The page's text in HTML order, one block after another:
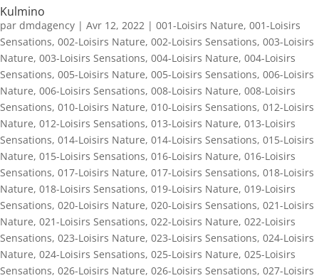
Kulmino
par dmdagency | Avr 12, 2022 | 001-Loisirs Nature, 001-Loisirs
Sensations, 002-Loisirs Nature, 002-Loisirs Sensations, 003-Loisirs
Nature, 003-Loisirs Sensations, 004-Loisirs Nature, 004-Loisirs
Sensations, 005-Loisirs Nature, 005-Loisirs Sensations, 006-Loisirs
Nature, 006-Loisirs Sensations, 008-Loisirs Nature, 008-Loisirs
Sensations, 010-Loisirs Nature, 010-Loisirs Sensations, 012-Loisirs
Nature, 012-Loisirs Sensations, 013-Loisirs Nature, 013-Loisirs
Sensations, 014-Loisirs Nature, 014-Loisirs Sensations, 015-Loisirs
Nature, 015-Loisirs Sensations, 016-Loisirs Nature, 016-Loisirs
Sensations, 017-Loisirs Nature, 017-Loisirs Sensations, 018-Loisirs
Nature, 018-Loisirs Sensations, 019-Loisirs Nature, 019-Loisirs
Sensations, 020-Loisirs Nature, 020-Loisirs Sensations, 021-Loisirs
Nature, 021-Loisirs Sensations, 022-Loisirs Nature, 022-Loisirs
Sensations, 023-Loisirs Nature, 023-Loisirs Sensations, 024-Loisirs
Nature, 024-Loisirs Sensations, 025-Loisirs Nature, 025-Loisirs
Sensations, 026-Loisirs Nature, 026-Loisirs Sensations, 027-Loisirs